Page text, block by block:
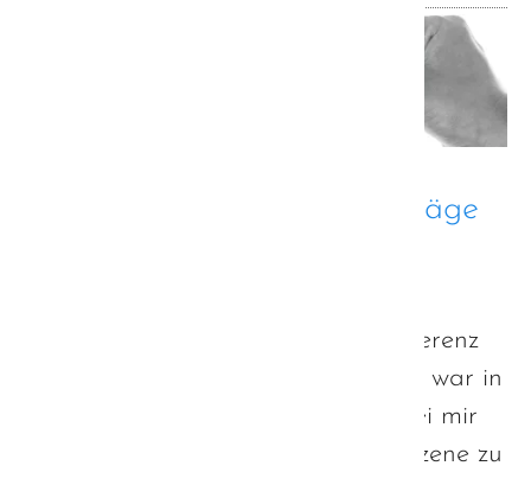
Fernseh- und Rundfunkbeiträge
Im Zuge der geplanten Pressekonferenz
zur bayerischen Autismus-Strategie war in
KW46 der bayerische Rundfunk bei mir
zu Gast, um mit mir eine Einkaufsszene zu